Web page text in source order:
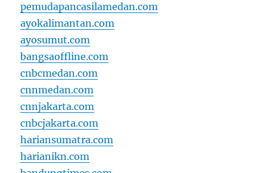
pemudapancasilamedan.com
ayokalimantan.com
ayosumut.com
bangsaoffline.com
cnbcmedan.com
cnnmedan.com
cnnjakarta.com
cnbcjakarta.com
hariansumatra.com
harianikn.com